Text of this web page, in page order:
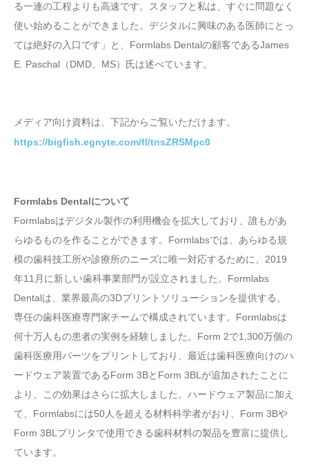
る一連の工程よりも高速です。スタッフと私は、すぐに問題なく
使い始めることができました。デジタルに興味のある医師にとっ
ては絶好の入口です」と、Formlabs Dentalの顧客であるJames
E. Paschal（DMD、MS）氏は述べています。
メディア向け資料は、下記からご覧いただけます。
https://bigfish.egnyte.com/fl/tnsZRSMpc0
Formlabs Dentalについて
Formlabsはデジタル製作の利用機会を拡大しており、誰もがあ
らゆるものを作ることができます。Formlabsでは、あらゆる規
模の歯科技工所や診療所のニーズに唯一対応するために、2019
年11月に新しい歯科事業部門が設立されました。Formlabs
Dentalは、業界最高の3Dプリントソリューションを提供する、
専任の歯科医療専門家チームで構成されています。Formlabsは
何十万人もの患者の実例を経験しました。Form 2で1,300万個の
歯科医療用パーツをプリントしており、最近は歯科医療向けのハ
ードウェア装置であるForm 3BとForm 3BLが追加されたことに
より、この効果はさらに拡大しました。ハードウェア製品に加え
て、Formlabsには50人を超える材料科学者がおり、Form 3Bや
Form 3BLプリンタで使用できる歯科材料の製品を豊富に提供し
ています。